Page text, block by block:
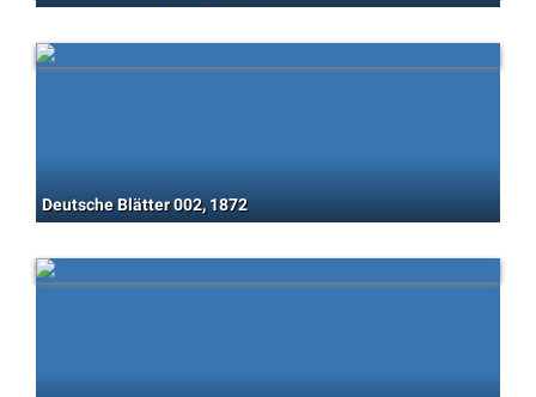
Deutsche Blätter 002, 1872